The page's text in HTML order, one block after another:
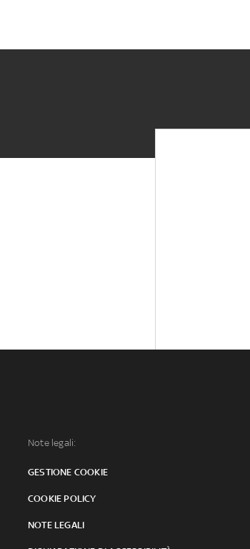
Note legali:
GESTIONE COOKIE
COOKIE POLICY
NOTE LEGALI